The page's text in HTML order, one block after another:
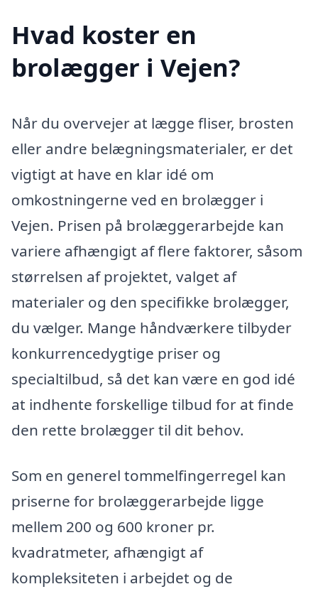
Hvad koster en
brolægger i Vejen?
Når du overvejer at lægge fliser, brosten
eller andre belægningsmaterialer, er det
vigtigt at have en klar idé om
omkostningerne ved en brolægger i
Vejen. Prisen på brolæggerarbejde kan
variere afhængigt af flere faktorer, såsom
størrelsen af projektet, valget af
materialer og den specifikke brolægger,
du vælger. Mange håndværkere tilbyder
konkurrencedygtige priser og
specialtilbud, så det kan være en god idé
at indhente forskellige tilbud for at finde
den rette brolægger til dit behov.
Som en generel tommelfingerregel kan
priserne for brolæggerarbejde ligge
mellem 200 og 600 kroner pr.
kvadratmeter, afhængigt af
kompleksiteten i arbejdet og de